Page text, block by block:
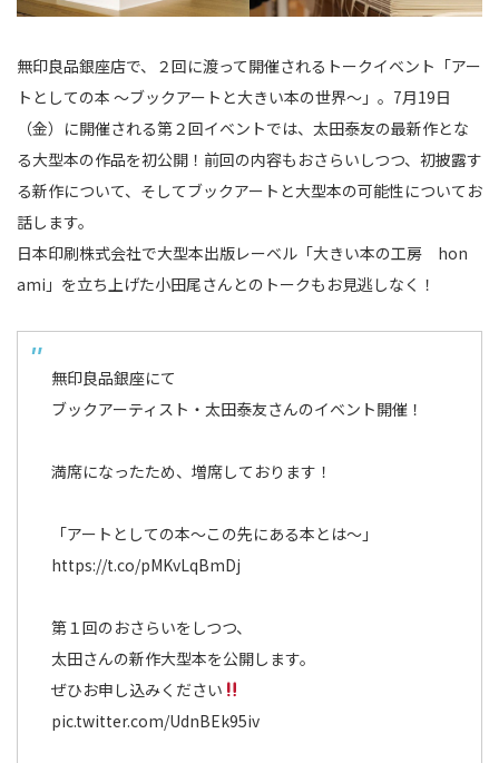
無印良品銀座店で、２回に渡って開催されるトークイベント「アー
トとしての本 ～ブックアートと大きい本の世界～」。7月19日
（金）に開催される第２回イベントでは、太田泰友の最新作とな
る大型本の作品を初公開！前回の内容もおさらいしつつ、初披露す
る新作について、そしてブックアートと大型本の可能性についてお
話します。
日本印刷株式会社で大型本出版レーベル「大きい本の工房 hon
ami」を立ち上げた小田尾さんとのトークもお見逃しなく！
無印良品銀座にて
ブックアーティスト・太田泰友さんのイベント開催！
満席になったため、増席しております！
「アートとしての本～この先にある本とは～」
https://t.co/pMKvLqBmDj
第１回のおさらいをしつつ、
太田さんの新作大型本を公開します。
ぜひお申し込みください
pic.twitter.com/UdnBEk95iv